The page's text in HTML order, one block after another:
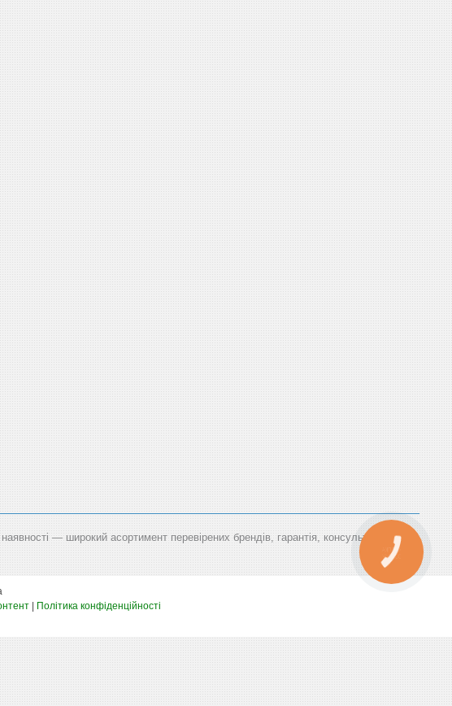
— широкий асортимент перевірених брендів, гарантія, консультація
Політика конфіденційності
КНОПКА
ЗВ'ЯЗКУ